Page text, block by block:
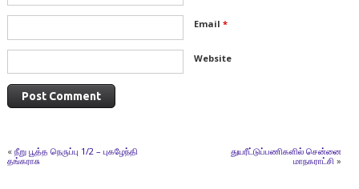
Email *
Website
« நீறு பூத்த நெருப்பு 1/2 – புகழேந்தி
தங்கராசு
துயரீட்டுப்பணிகளில் சென்னை
மாநகராட்சி »